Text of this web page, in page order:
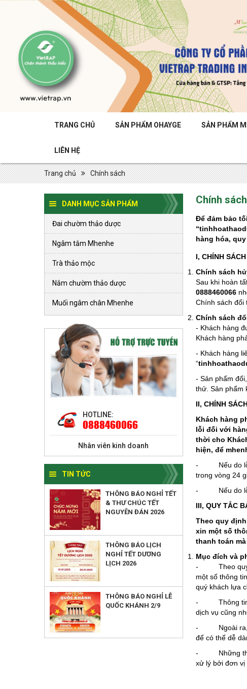
TRANG CHỦ SẢN PHẨM OHAYGE SẢN PHẨM
LIÊN HỆ
Trang chủ Chính sách
DANH MỤC SẢN PHẨM
Đai chườm thảo dược
Ngâm tắm Mhenhe
Trà thảo mộc
Nắm chườm thảo dược
Muối ngâm chân Mhenhe
HOTLINE:
0888460066
Nhân viên kinh doanh
TIN TỨC
THÔNG BÁO NGHỈ TẾT
& THƯ CHÚC TẾT
NGUYÊN ĐÁN 2026
THÔNG BÁO LỊCH
NGHỈ TẾT DƯƠNG
LỊCH 2026
THÔNG BÁO NGHỈ LỄ
QUỐC KHÁNH 2/9
Chính
Để đảm bảo
hàng hóa,
I, CHÍNH
Chính sách
Sau khi hoàn
0888460066
Chính sách đổi
Chính sách
- Khách hàng
Khách hàng
- Khách hàng
“
- Sản phẩm
thử. Sản phẩm
II, CHÍNH
Khách hàng
lỗi đối với
thời cho
hiện, để
- Nếu do lỗi
trong vòng 24
- Nếu do lỗi
III, QUY TẮC
Theo quy
xin một số
thanh toán
Mục đích và
- Theo quy
một số thông
quý khách lựa
- Thông tin
dịch vụ cũng
- Ngoài ra,
để có thể dễ
- Những thông
xử lý bởi đơn vị